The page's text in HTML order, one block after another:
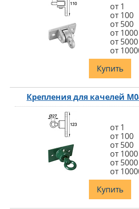
от 1
от 100
от 500
от 1000
от 5000
от
Купить
Крепления для качелей
от 1
от 100
от 500
от 1000
от 5000
от
Купить